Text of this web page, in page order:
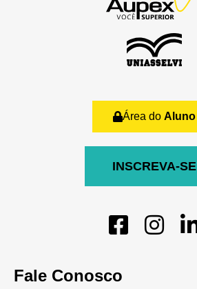
Fale Conosco
Área do Aluno
INSCREVA-SE